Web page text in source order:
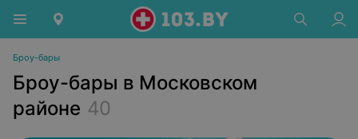
Броу-бары
Броу-бары в Московском
районе 40